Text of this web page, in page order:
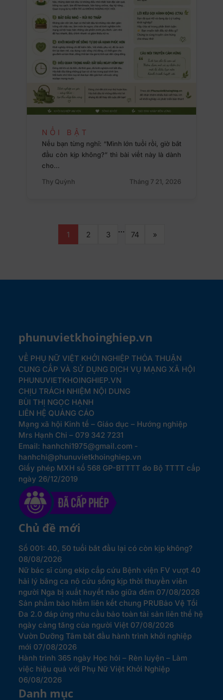
NỔI BẬT
Nếu bạn từng nghĩ: “Mình lớn tuổi rồi, giờ bắt
đầu còn kịp không?” thì bài viết này là dành
cho…
Thy Quỳnh
Tháng 7 21, 2026
1 2 3
…
74 »
phunuvietkhoinghiep.vn
VỀ PHỤ NỮ VIỆT KHỞI NGHIỆP THỎA THUẬN
CUNG CẤP VÀ SỬ DỤNG DỊCH VỤ MẠNG XÃ HỘI
PHUNUVIETKHOINGHIEP.VN
CHỊU TRÁCH NHIỆM NỘI DUNG
BÙI THỊ NGỌC HẠNH
LIÊN HỆ QUẢNG CÁO
Mạng xã hội Kinh tế – Giáo dục – Hướng nghiệp
Mrs Hạnh Chi – 079 342 7231
Email: hanhchi1975@gmail.com -
hanhchi@phunuvietkhoinghiep.vn
Giấy phép MXH số 568 GP-BTTTT do Bộ TTTT cấp
ngày 26/12/2019
Chủ đề mới
Số 001: 40, 50 tuổi bắt đầu lại có còn kịp không?
08/08/2026
Nữ bác sĩ cùng ekip cấp cứu Bệnh viện FV vượt 40
hải lý bằng ca nô cứu sống kịp thời thuyền viên
người Nga bị xuất huyết não giữa đêm 07/08/2026
Sản phẩm bảo hiểm liên kết chung PRUBảo Vệ Tối
Đa 2.0 đáp ứng nhu cầu bảo toàn tài sản liên thế hệ
ngày càng tăng của người Việt 07/08/2026
Vườn Dưỡng Tâm bắt đầu hành trình khởi nghiệp
mới 07/08/2026
Hành trình 365 ngày Học hỏi – Rèn luyện – Làm
việc hiệu quả với Phụ Nữ Việt Khởi Nghiệp
06/08/2026
Danh mục